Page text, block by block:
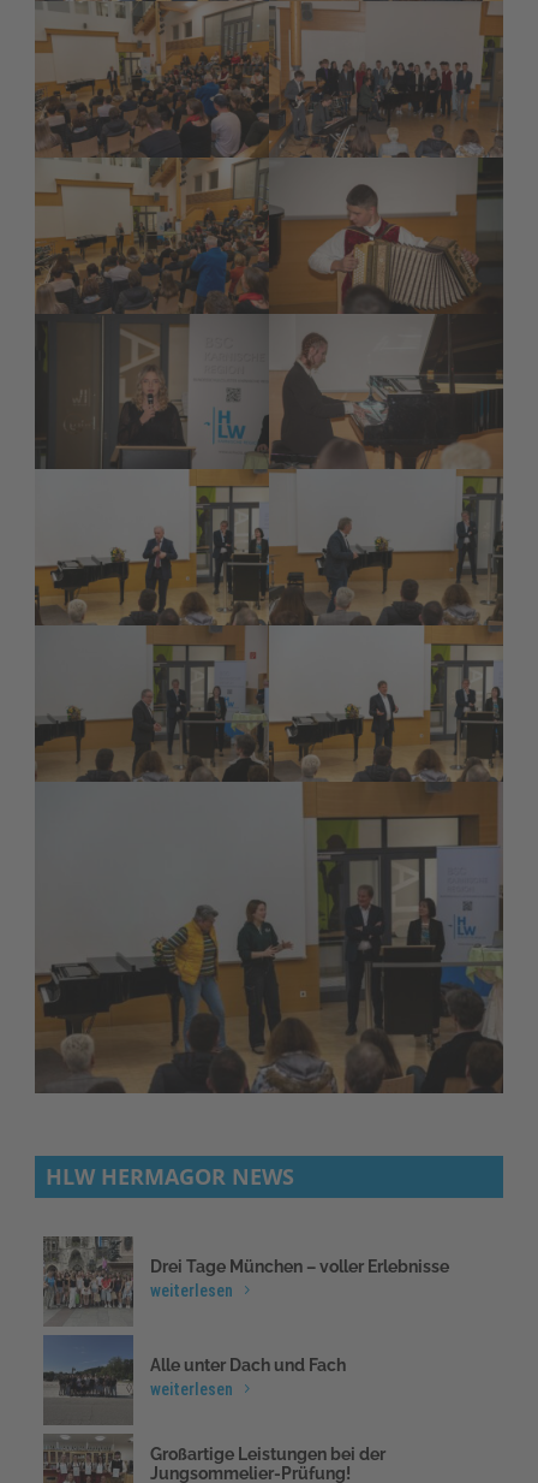
HLW HERMAGOR NEWS
Drei Tage München – voller Erlebnisse
weiterlesen
Alle unter Dach und Fach
weiterlesen
Großartige Leistungen bei der
Jungsommelier-Prüfung!